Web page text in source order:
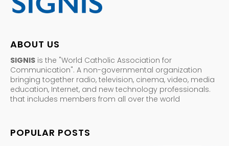
ABOUT US
SIGNIS is the "World Catholic Association for
Communication". A non-governmental organization
bringing together radio, television, cinema, video, media
education, Internet, and new technology professionals.
that includes members from all over the world
POPULAR POSTS